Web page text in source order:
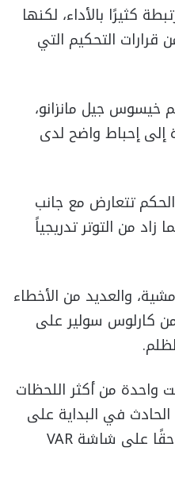
1-2 كانت مرتبطة كثيرًا بالأداء، لكنها
التحكيم التي
خيسوس جيل مانزانو،
إلى إحباط واضح لدى
تتعارض مع جانب
من التوتر تدريجياً
والعديد من الأخطاء
كارلوس سولير على
واحدة من أكثر اللحظات
في البداية على
الملعب، ولكن تم مراجعته لاحقًا على شاشة VAR